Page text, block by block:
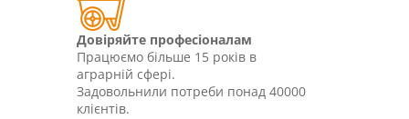
Довіряйте професіоналам
Працюємо більше 15 років в
аграрній сфері.
Задовольнили потреби понад 40000
клієнтів.